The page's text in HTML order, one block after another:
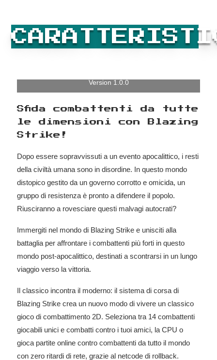
Version 1.0.0
Sfida combattenti da tutte
le dimensioni con Blazing
Strike!
Dopo essere sopravvissuti a un evento apocalittico, i resti
della civiltà umana sono in disordine. In questo mondo
distopico gestito da un governo corrotto e omicida, un
gruppo di resistenza è pronto a difendere il popolo.
Riusciranno a rovesciare questi malvagi autocrati?
Immergiti nel mondo di Blazing Strike e unisciti alla
battaglia per affrontare i combattenti più forti in questo
mondo post-apocalittico, destinati a scontrarsi in un lungo
viaggio verso la vittoria.
Il classico incontra il moderno: il sistema di corsa di
Blazing Strike crea un nuovo modo di vivere un classico
gioco di combattimento 2D. Seleziona tra 14 combattenti
giocabili unici e combatti contro i tuoi amici, la CPU o
gioca partite online contro combattenti da tutto il mondo
con zero ritardi di rete, grazie al netcode di rollback.